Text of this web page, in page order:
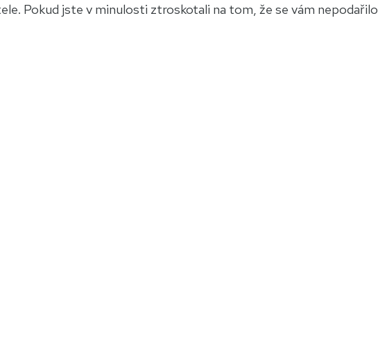
Pokud jste v minulosti ztroskotali na tom, že se vám nepodařilo